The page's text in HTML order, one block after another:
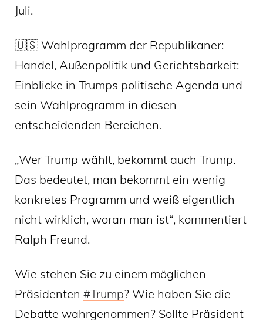
Juli.
🇺🇸 Wahlprogramm der Republikaner:
Handel, Außenpolitik und Gerichtsbarkeit:
Einblicke in Trumps politische Agenda und
sein Wahlprogramm in diesen
entscheidenden Bereichen.
„Wer Trump wählt, bekommt auch Trump.
Das bedeutet, man bekommt ein wenig
konkretes Programm und weiß eigentlich
nicht wirklich, woran man ist“, kommentiert
Ralph Freund.
Wie stehen Sie zu einem möglichen
Präsidenten #Trump? Wie haben Sie die
Debatte wahrgenommen? Sollte Präsident